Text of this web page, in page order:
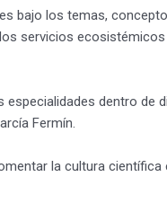
bajo los temas,
servicios
dentro
Fermín.
la cultura